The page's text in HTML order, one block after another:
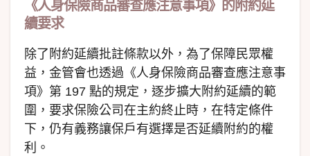
《人身保險商品審查應注意事項》的附約延
續要求
除了附約延續批註條款以外，為了保障民眾權
益，金管會也透過《人身保險商品審查應注意事
項》第 197 點的規定，逐步擴大附約延續的範
圍，要求保險公司在主約終止時，在特定條件
下，仍有義務讓保戶有選擇是否延續附約的權
利。